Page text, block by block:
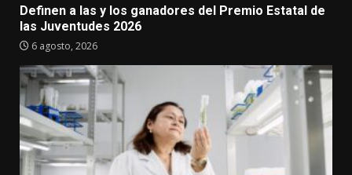
Definen a las y los ganadores del Premio Estatal de
las Juventudes 2026
6 agosto, 2026